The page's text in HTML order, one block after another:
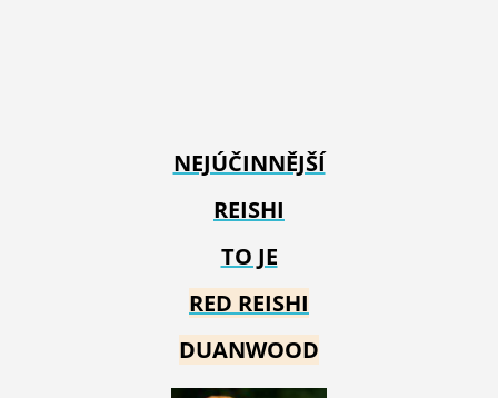
NEJÚČINNĚJŠÍ
REISHI
TO JE
RED REISHI
DUANWOOD